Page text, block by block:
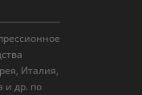
Италия,
и др. по